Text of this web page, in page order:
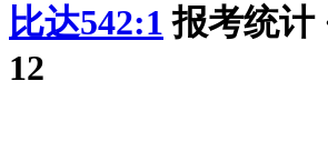
比达542:1 报考统计
12